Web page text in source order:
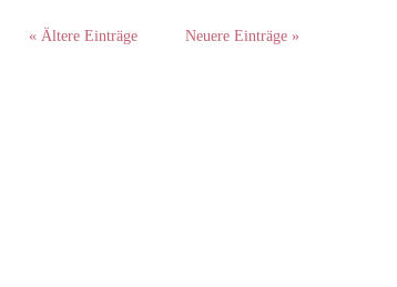
« Ältere Einträge Neuere Einträge »